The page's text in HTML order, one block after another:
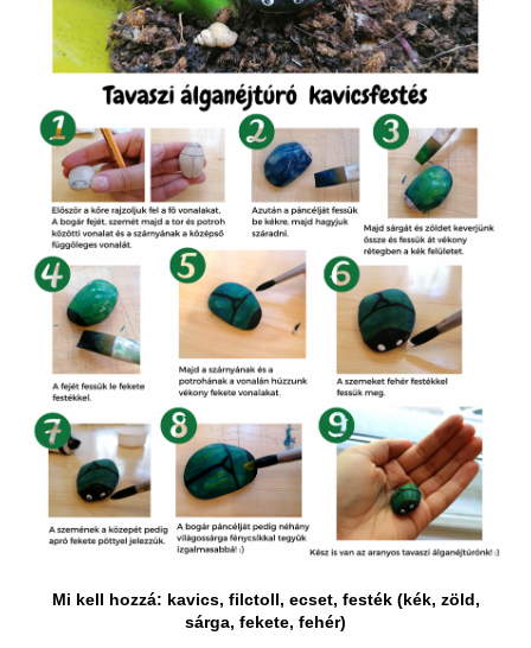
Mi kell hozzá: kavics, filctoll, ecset, festék (kék, zöld,
sárga, fekete, fehér)